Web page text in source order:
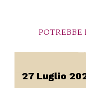
POTREBBE
27 Luglio